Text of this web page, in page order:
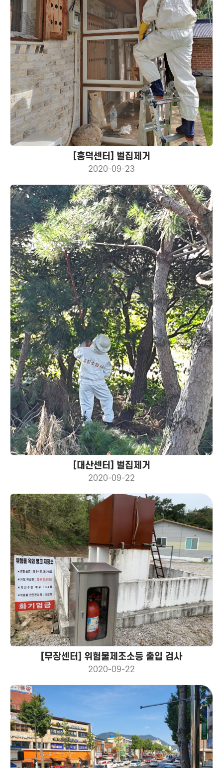
[흥덕센터] 벌집제거
2020-09-23
[대산센터] 벌집제거
2020-09-22
[무장센터] 위험물제조소등 출입 검사
2020-09-22